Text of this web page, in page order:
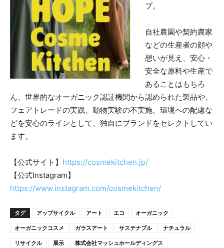
プ。
自社農園や契約農家
などの生産者の顔や
想いが見え、安心・
安全な原料や生産で
あることはもちろ
ん、世界的なオーガニック認証機関から認められた製品や、
フェアトレードの実践、動物実験の不実施、環境への配慮な
どを安心のラインとして、独自にブランドをセレクトしてい
ます。
【公式サイト】 https://cosmekitchen.jp/
【公式Instagram】
https://www.instagram.com/cosmekitchen/
タグ アップサイクル アート エコ
オーガニック
オーガニックコスメ
ガラスアート サステナブル
ナチュラル
リサイクル
展示 株式会社マッシュホールディングス